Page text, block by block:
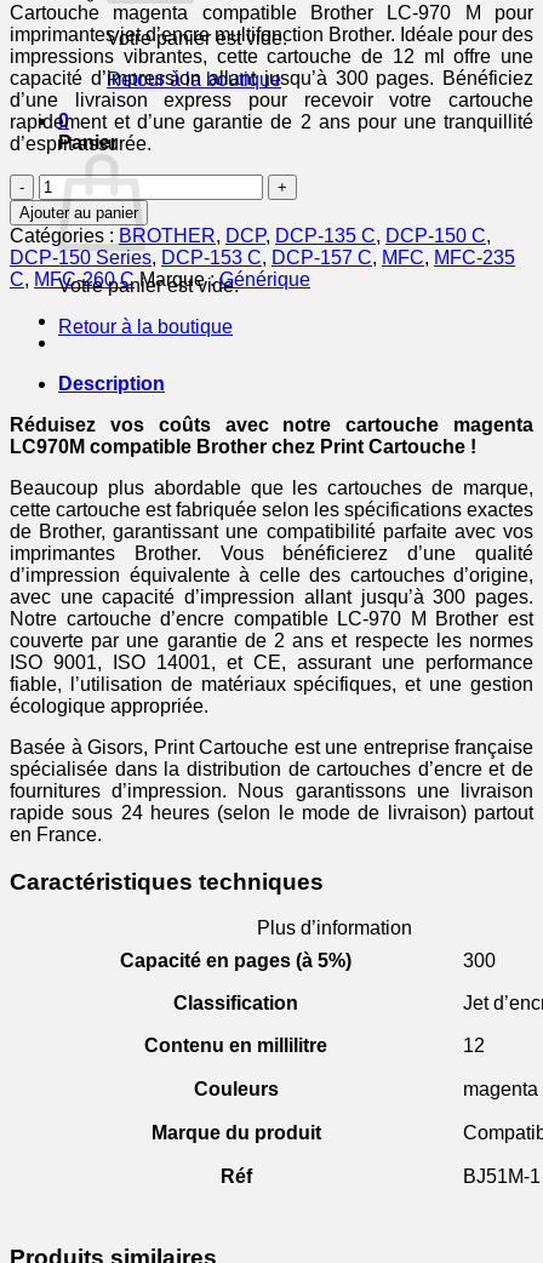
Votre panier est vide.
Retour à la boutique
0
Panier
Votre panier est vide.
Retour à la boutique
Cartouche magenta compatible Brother LC-970 M pour
imprimantes jet d’encre multifonction Brother. Idéale pour des
impressions vibrantes, cette cartouche de 12 ml offre une
capacité d’impression allant jusqu’à 300 pages. Bénéficiez
d’une livraison express pour recevoir votre cartouche
rapidement et d’une garantie de 2 ans pour une tranquillité
d’esprit assurée.
quantité
de
LC970M
-
cartouche
compatible
Brother
-
Ajouter au panier
Catégories : BROTHER, DCP, DCP-135 C, DCP-150 C,
DCP-150 Series, DCP-153 C, DCP-157 C, MFC, MFC-235
C, MFC-260 C Marque :Générique
Description
Réduisez vos coûts avec notre cartouche magenta
LC970M compatible Brother chez Print Cartouche !
Beaucoup plus abordable que les cartouches de marque,
cette cartouche est fabriquée selon les spécifications exactes
de Brother, garantissant une compatibilité parfaite avec vos
imprimantes Brother. Vous bénéficierez d’une qualité
d’impression équivalente à celle des cartouches d’origine,
avec une capacité d’impression allant jusqu’à 300 pages.
Notre cartouche d’encre compatible LC-970 M Brother est
couverte par une garantie de 2 ans et respecte les normes
ISO 9001, ISO 14001, et CE, assurant une performance
fiable, l’utilisation de matériaux spécifiques, et une gestion
écologique appropriée.
Basée à Gisors, Print Cartouche est une entreprise française
spécialisée dans la distribution de cartouches d’encre et de
fournitures d’impression. Nous garantissons une livraison
rapide sous 24 heures (selon le mode de livraison) partout
en France.
Caractéristiques techniques
Plus d’information
Capacité en pages (à 5%)
300
Classification Jet
Contenu en millilitre 12
Couleurs magenta
Marque du produit
Réf BJ51M-1
Produits similaires